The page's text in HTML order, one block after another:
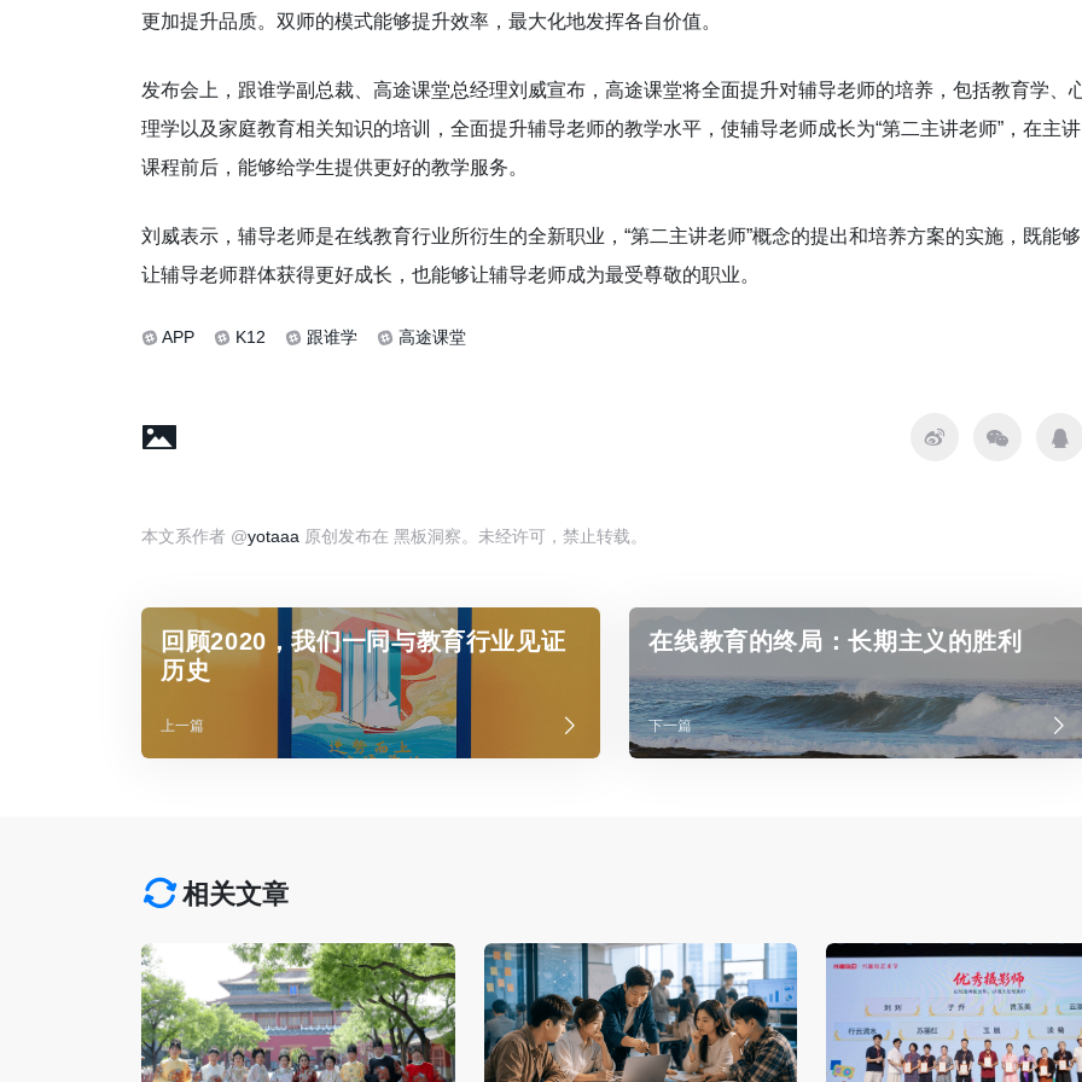
更加提升品质。双师的模式能够提升效率，最大化地发挥各自价值。
发布会上，跟谁学副总裁、高途课堂总经理刘威宣布，高途课堂将全面提升对辅导老师的培养，包括教育学、
理学以及家庭教育相关知识的培训，全面提升辅导老师的教学水平，使辅导老师成长为“第二主讲老师”，在主讲
课程前后，能够给学生提供更好的教学服务。
刘威表示，辅导老师是在线教育行业所衍生的全新职业，“第二主讲老师”概念的提出和培养方案的实施，既能够
让辅导老师群体获得更好成长，也能够让辅导老师成为最受尊敬的职业。
APP K12 跟谁学 高途课堂
本文系作者 @yotaaa 原创发布在 黑板洞察。未经许可，禁止转载。
回顾2020，我们一同与教育行业见证
历史
上一篇
在线教育的终局：长期主义的胜利
下一篇
相关文章